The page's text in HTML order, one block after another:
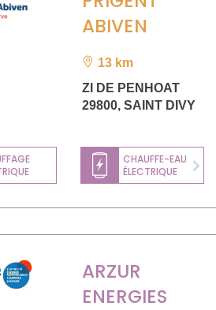
ABIVEN
13 km
ZI DE PENHOAT
29800,SAINT DIVY
CHAUFFE-EAU
ÉLECTRIQUE
Next
ARZUR
ENERGIES